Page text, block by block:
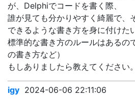
が、Delphiでコードを書く際、
誰が見ても分かりやすく綺麗で、
できるような書き方を身に付けた
標準的な書き方のルールはあるの
の書き方など）
もしありましたら教えてください。
igy 2024-06-06 22:11:06